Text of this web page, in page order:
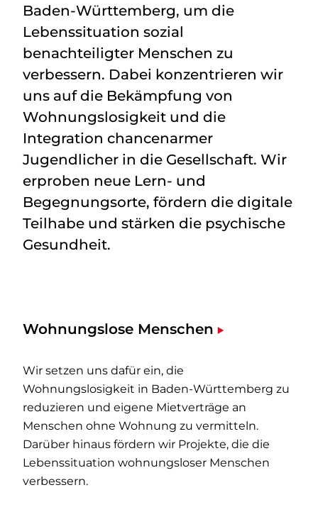
Baden-Württemberg, um die
Lebenssituation sozial
benachteiligter Menschen zu
verbessern. Dabei konzentrieren wir
uns auf die Bekämpfung von
Wohnungslosigkeit und die
Integration chancenarmer
Jugendlicher in die Gesellschaft. Wir
erproben neue Lern- und
Begegnungsorte, fördern die digitale
Teilhabe und stärken die psychische
Gesundheit.
Wohnungslose Menschen
Wir setzen uns dafür ein, die
Wohnungslosigkeit in Baden-Württemberg zu
reduzieren und eigene Mietverträge an
Menschen ohne Wohnung zu vermitteln.
Darüber hinaus fördern wir Projekte, die die
Lebenssituation wohnungsloser Menschen
verbessern.